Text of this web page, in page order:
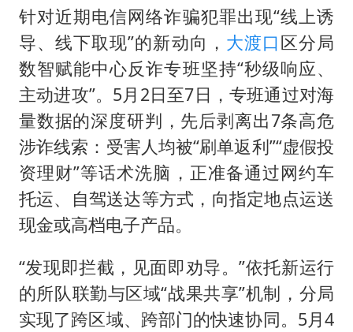
伊朗最高领袖将任命数名高级指挥官
警惕！我国境内发现多起“Sorry”勒索病毒攻击事件
广岛长崎的昨天未必不会是日本的明天
真理之光，何以能照亮复兴之路？
针对近期电信网络诈骗犯罪出现“线上诱
导、线下取现”的新动向， 大渡口区分局
数智赋能中心反诈专班坚持“秒级响应、
主动进攻”。5月2日至7日，专班通过对海
量数据的深度研判，先后剥离出7条高危
涉诈线索：受害人均被“刷单返利”“虚假投
资理财”等话术洗脑，正准备通过网约车
托运、自驾送达等方式，向指定地点运送
现金或高档电子产品。
“发现即拦截，见面即劝导。”依托新运行
的所队联勤与区域“战果共享”机制，分局
实现了跨区域、跨部门的快速协同。5月4